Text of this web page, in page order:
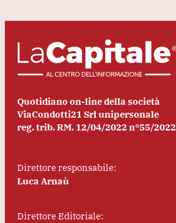
Quotidiano on-line della società
ViaCondotti21 Srl unipersonale
reg. trib. RM. 12/04/2022 n°55/2022
Direttore responsabile:
Luca Arnaù
Direttore Editoriale: